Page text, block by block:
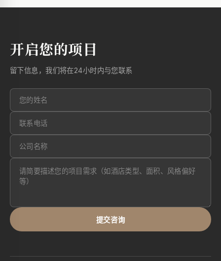
开启您的项目
留下信息，我们将在24小时内与您联系
提交咨询